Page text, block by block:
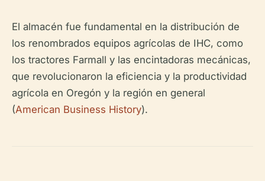
El almacén fue fundamental en la distribución de
los renombrados equipos agrícolas de IHC, como
los tractores Farmall y las encintadoras mecánicas,
que revolucionaron la eficiencia y la productividad
agrícola en Oregón y la región en general
(American Business History).